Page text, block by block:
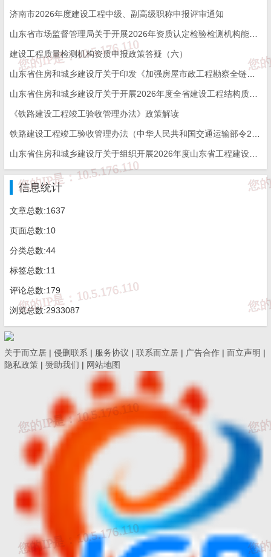
济南市2026年度建设工程中级、副高级职称申报评审通知
建设工程质量检测机构资质申报政策答疑（六）
《铁路建设工程竣工验收管理办法》政策解读
信息统计
文章总数:1637
页面总数:10
分类总数:44
标签总数:11
评论总数:179
浏览总数:2933087
关于而立居 | 侵删联系 | 服务协议 | 联系而立居 | 广告合作 | 而立声明 |
隐私政策 | 赞助我们 | 网站地图